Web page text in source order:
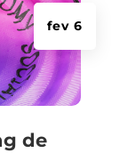
de
fev 6